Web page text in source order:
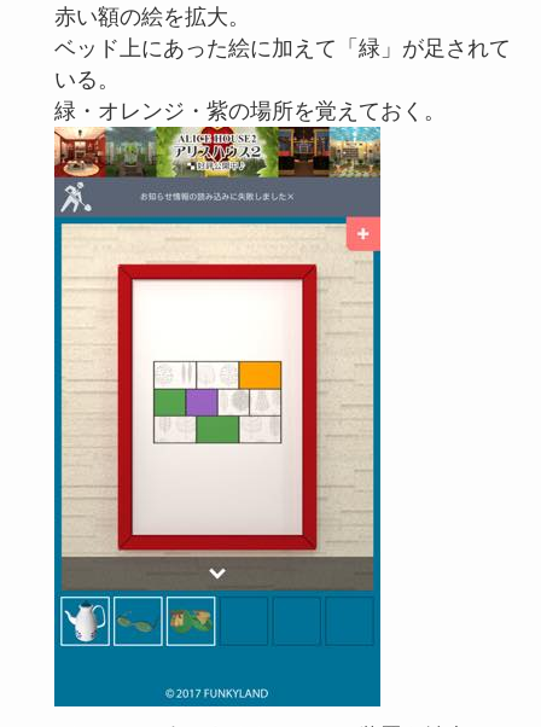
赤い額の絵を拡大。
ベッド上にあった絵に加えて「緑」が足されて
いる。
緑・オレンジ・紫の場所を覚えておく。